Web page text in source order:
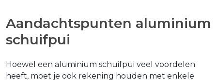
Aandachtspunten aluminium
schuifpui
Hoewel een aluminium schuifpui veel voordelen
heeft, moet je ook rekening houden met enkele